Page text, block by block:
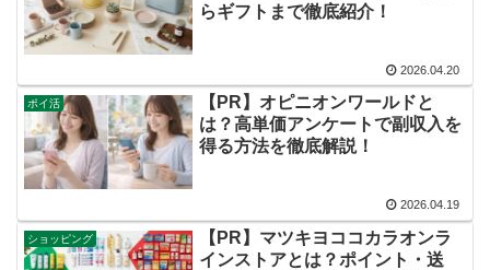
らギフトまで徹底紹介！
2026.04.20
ポイ活
【PR】オピニオンワールドと
は？高単価アンケートで副収入を
得る方法を徹底解説！
2026.04.19
ショッピング
【PR】マツキヨココカラオンラ
インストアとは？ポイント・送